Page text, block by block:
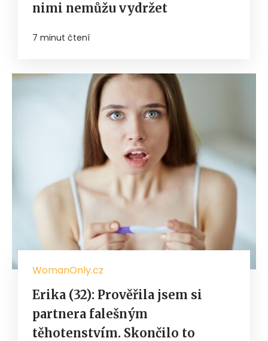
nimi nemůžu vydržet
7 minut čtení
WomanOnly.cz
Erika (32): Prověřila jsem si
partnera falešným
těhotenstvím. Skončilo to